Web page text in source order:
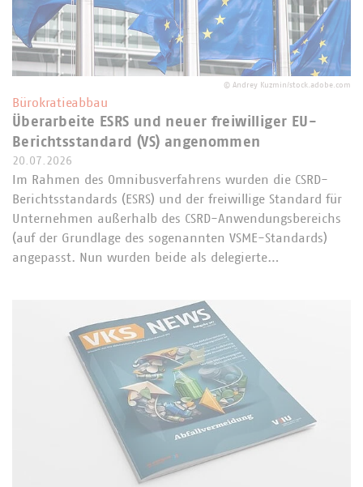
© Andrey Kuzmin/stock.adobe.com
Bürokratieabbau
Überarbeite ESRS und neuer freiwilliger EU-
Berichtsstandard (VS) angenommen
20.07.2026
Im Rahmen des Omnibusverfahrens wurden die CSRD-
Berichtsstandards (ESRS) und der freiwillige Standard für
Unternehmen außerhalb des CSRD-Anwendungsbereichs
(auf der Grundlage des sogenannten VSME-Standards)
angepasst. Nun wurden beide als delegierte…